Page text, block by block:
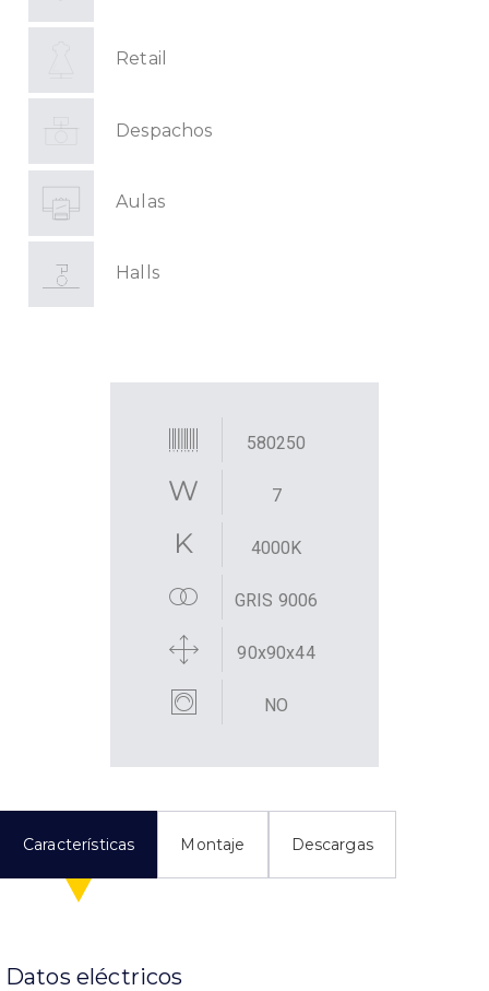
Retail
Despachos
Aulas
Halls
580250
7
4000K
GRIS 9006
90x90x44
NO
Características Montaje Descargas
Datos eléctricos